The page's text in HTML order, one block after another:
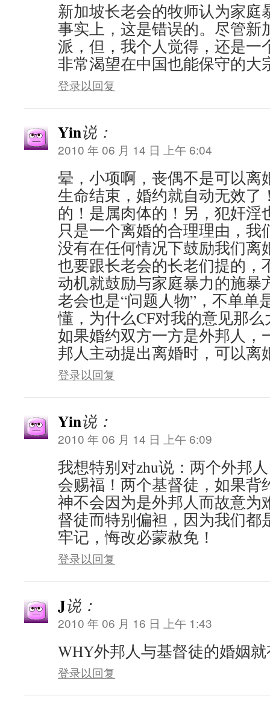
新加坡长老会的牧师认为家
事实上，这是错误的。尽管新
派，但，我个人觉得，还是一
非常渴望在中国也能保守的大
登录以回复
Yin说：
2010 年 06 月 14 日 上午 6:04
晕，小项啊，丧偶不是可以离
生命结束，婚约就自动无效了
的！是属肉体的！另，犯奸淫
只是一个离婚的合理理由，我
没有在任何情况下鼓励我们
也要跟长老会的长老们提的，
动机就鼓励与家庭暴力的施暴
老会也是“问题人物”，不单单
懂，为什么CF对我的意见那
如果婚约双方一方是外邦人，
邦人主动提出离婚时，可以离
登录以回复
Yin说：
2010 年 06 月 14 日 上午 6:09
我想特别对zhu说：两个外邦
会赐福！两个基督徒，如果背
神不会因为是外邦人而故意为
督徒而特别偏袒，因为我们都
牢记，悔改必蒙赦免！
登录以回复
J说：
2010 年 06 月 16 日 上午 1:43
WHY外邦人与基督徒的婚姻
登录以回复